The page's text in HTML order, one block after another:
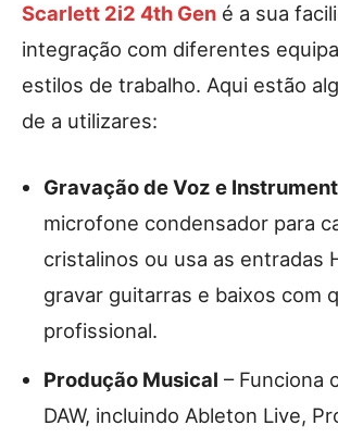
Scarlett 2i2 4th Gen é a sua
integração com diferentes
estilos de trabalho. Aqui estão
de a utilizares:
Gravação de Voz e
microfone condensador para
cristalinos ou usa as entradas
gravar guitarras e baixos com
profissional.
Produção Musical – Funciona
DAW, incluindo Ableton Live,